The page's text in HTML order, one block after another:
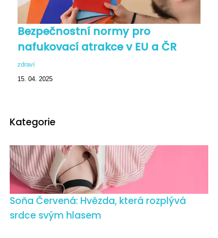
Bezpečnostní normy pro
nafukovací atrakce v EU a ČR
zdraví
15. 04. 2025
Kategorie
Soňa Červená: Hvězda, která rozplývá
srdce svým hlasem